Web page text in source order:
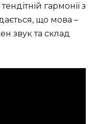
гармонії з
що мова –
звук та склад